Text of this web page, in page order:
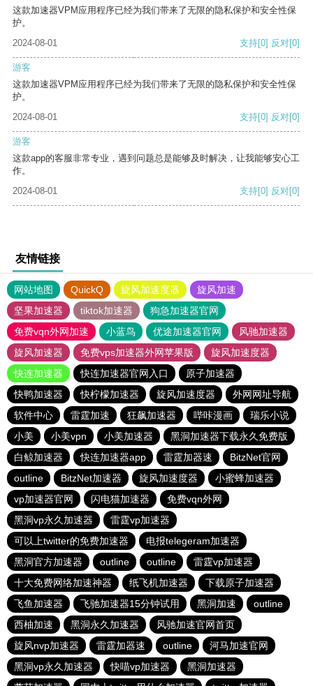
这款加速器VPM应用程序已经为我们带来了无限的隐私保护和安全性保
护。
2024-08-01
支持[0] 反对[0]
游客
这款加速器VPM应用程序已经为我们带来了无限的隐私保护和安全性保
护。
2024-08-01
支持[0] 反对[0]
游客
这款app的客服非常专业，遇到问题总是能够及时解决，让我能够安心工
作。
2024-08-01
支持[0] 反对[0]
友情链接
网站地图 QuickQ 旋风加速度器
旋风加速
坚果加速器
tiktok加速器
狗急加速器官网
免费vqn外网加速
小蓝鸟 优途加速器官网
风驰加速器
旋风加速器
免费vps加速器外网苹果版
旋风加速度器
快连加速器
快连加速器官网入口
原子加速器
快鸭加速器
快柠檬加速器 旋风加速度器
外网网址导航
软件中心
雷霆加速 狂飙加速器 哔咔漫画
瑞乐小说
小美
小美vpn 小美加速器
黑洞加速器下载永久免费版
白鲸加速器
快连加速器app 雷霆加器速
BitzNet官网
outline
BitzNet加速器 旋风加速度器
小蜜蜂加速器
vp加速器官网
闪电猫加速器
免费vqn外网
黑洞vp永久加速器
雷霆vp加速器
可以上twitter的免费加速器
电报telegeram加速器
黑洞官方加速器
outline outline
雷霆vp加速器
十大免费网络加速神器
纸飞机加速器
下载原子加速器
飞鱼加速器
飞驰加速器15分钟试用 黑洞加速
outline
西柚加速
黑洞永久加速器
风驰加速官网首页
旋风nvp加速器
雷霆加器速 outline
河马加速官网
黑洞vp永久加速器
快喵vp加速器
黑洞加速器